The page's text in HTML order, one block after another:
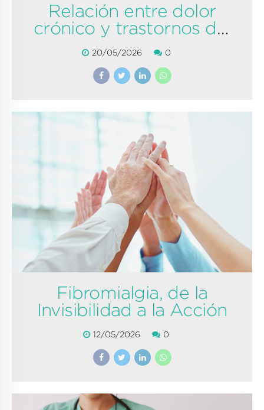
20/05/2026 0
Relación entre dolor
crónico y trastornos del
sueño
12/05/2026 0
Fibromialgia, de la
Invisibilidad a la Acción